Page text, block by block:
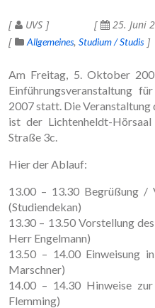
UVS 25. Juni
Allgemeines Studium / Studis
Am Freitag, 5. Oktober
Einführungsveranstaltung
2007 statt. Die
ist der Lichtenheldt-
Straße 3c.
Hier der Ablauf:
13.00 – 13.30 Begrüßung /
(Studiendekan)
13.30 – 13.50 Vorstellung
Herr Engelmann)
13.50 – 14.00 Einweisung
Marschner)
14.00 – 14.30 Hinweise
Flemming)